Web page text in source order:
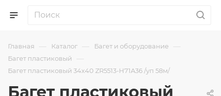
Главная — Каталог — Багет и оборудование —
Багет пластиковый —
Багет пластиковый 34х40 ZR5513-H71A36 /уп 58м/
Багет пластиковый